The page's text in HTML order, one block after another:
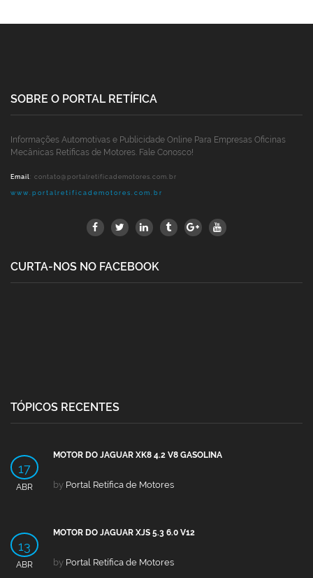
SOBRE O PORTAL RETÍFICA
Informações Automotivas e Publicidade Online Para Empresas Oficinas
Mecânicas Retíficas de Motores. Fale Conosco!
Email : contato@portalretificademotores.com.br
www.portalretificademotores.com.br
CURTA-NOS NO FACEBOOK
TÓPICOS RECENTES
17
ABR
MOTOR DO JAGUAR XK8 4.2 V8 GASOLINA
by Portal Retífica de Motores
13
ABR
MOTOR DO JAGUAR XJS 5.3 6.0 V12
by Portal Retífica de Motores